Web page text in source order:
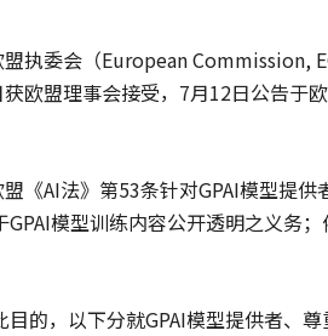
执委会（European Commission,
欧盟理事会接受，7月12日公告于
《AI法》第53条针对GPAI模型提供
模型训练内容公开透明之义务
的，以下分就GPAI模型提供者、